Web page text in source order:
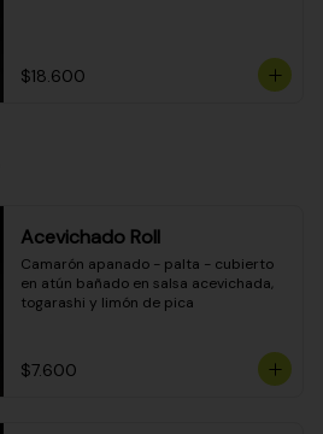
$18.600
Acevichado Roll
Camarón apanado - palta - cubierto
en atún bañado en salsa acevichada,
togarashi y limón de pica
$7.600